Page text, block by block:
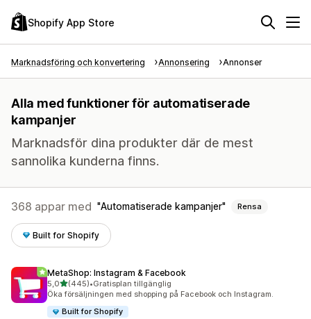
Shopify App Store
Marknadsföring och konvertering Annonsering Annonser
Alla med funktioner för automatiserade
kampanjer
Marknadsför dina produkter där de mest
sannolika kunderna finns.
368 appar med Automatiserade kampanjer Rensa
Built for Shopify
MetaShop: Instagram & Facebook
5,0av 5 stjärnor
(445)
445 recensioner totalt
•Gratisplan tillgänglig
Öka försäljningen med shopping på Facebook och Instagram.
Built for Shopify